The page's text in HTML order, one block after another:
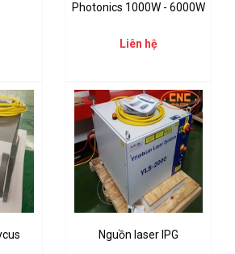
Photonics 1000W - 6000W
Liên hệ
Nguồn laser IPG